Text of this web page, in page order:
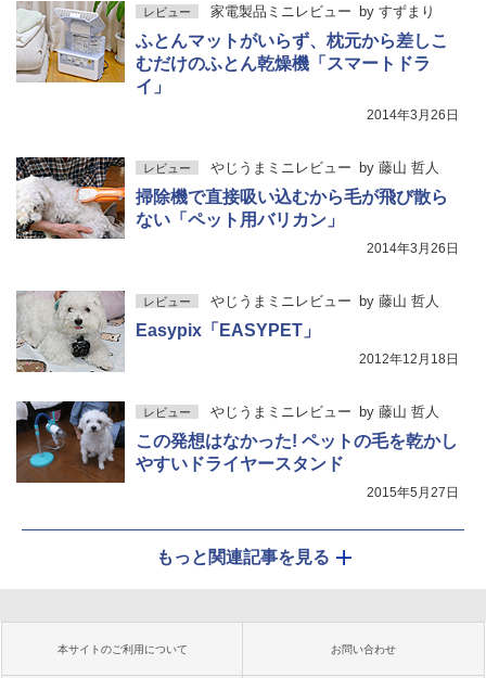
レビュー 家電製品ミニレビュー by すずまり
ふとんマットがいらず、枕元から差しこ
むだけのふとん乾燥機「スマートドラ
イ」
2014年3月26日
レビュー やじうまミニレビュー by 藤山 哲人
掃除機で直接吸い込むから毛が飛び散ら
ない「ペット用バリカン」
2014年3月26日
レビュー やじうまミニレビュー by 藤山 哲人
Easypix「EASYPET」
2012年12月18日
レビュー やじうまミニレビュー by 藤山 哲人
この発想はなかった! ペットの毛を乾かし
やすいドライヤースタンド
2015年5月27日
もっと関連記事を見る
本サイトのご利用について お問い合わせ